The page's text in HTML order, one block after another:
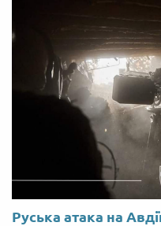
Руська атака на